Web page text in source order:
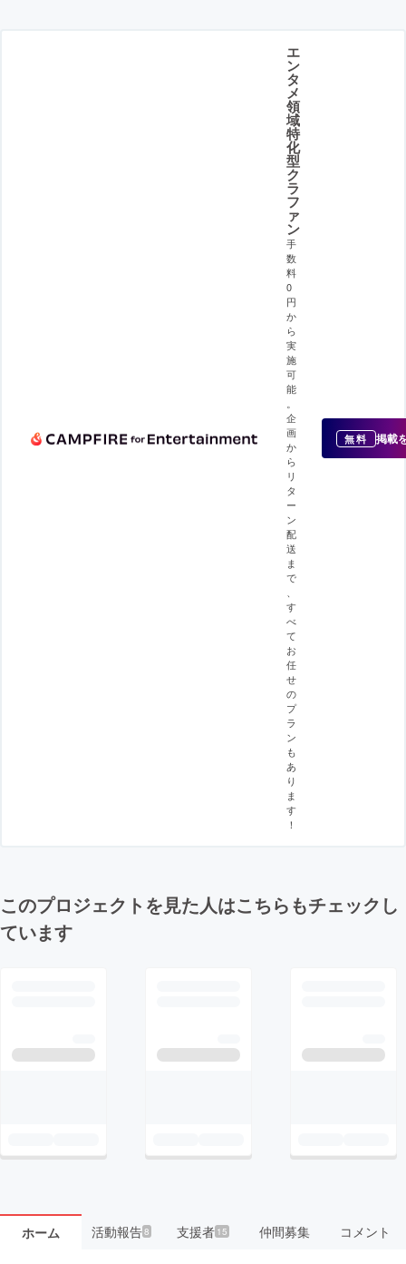
エ
ン
タ
メ
領
域
特
化
型
ク
ラ
フ
ァ
ン
手
数
料
0
円
か
ら
実
施
可
能
。
企
画
か
ら
リ
タ
ー
ン
配
送
ま
で
、
す
べ
て
お
任
せ
の
プ
ラ
ン
も
あ
り
ま
す
！
無料 掲載
このプロジェクトを見た人はこちらもチェックし
ています
ホーム 活動報告8 支援者 15 仲間募集 コメント